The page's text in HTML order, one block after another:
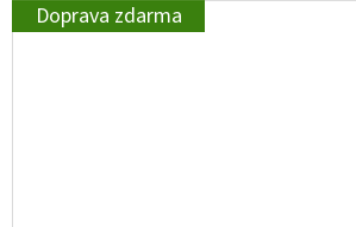
Doprava zdarma